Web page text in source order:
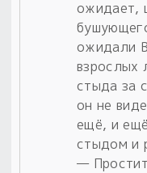
ожидает,
ожидали
взрослых
стыда за
он не
ещё, и
стыдом и
—